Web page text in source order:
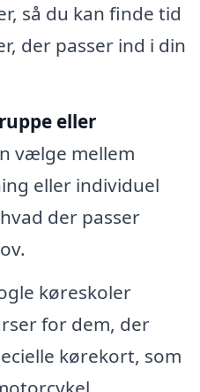
så du kan finde tid
der passer ind i din
eller
vælge mellem
eller individuel
der passer
køreskoler
for dem, der
kørekort, som